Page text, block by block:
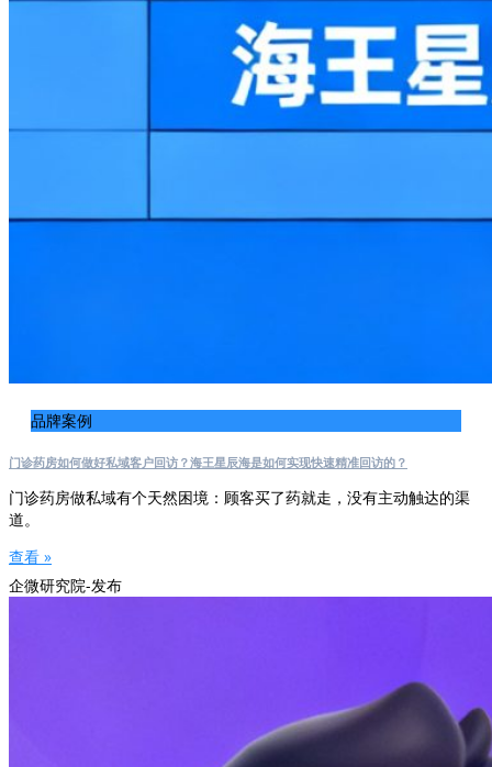
品牌案例
门诊药房如何做好私域客户回访？海王星辰海是如何实现快速精准回访的？
门诊药房做私域有个天然困境：顾客买了药就走，没有主动触达的渠
道。
查看 »
企微研究院-发布